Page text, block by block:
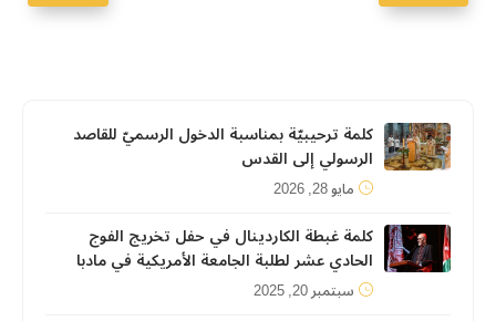
كلمة ترحيبيّة بمناسبة الدخول الرسميّ للقاصد
الرسولي إلى القدس
مايو 28, 2026
كلمة غبطة الكاردينال في حفل تخريج الفوج
الحادي عشر لطلبة الجامعة الأمريكية في مادبا
سبتمبر 20, 2025